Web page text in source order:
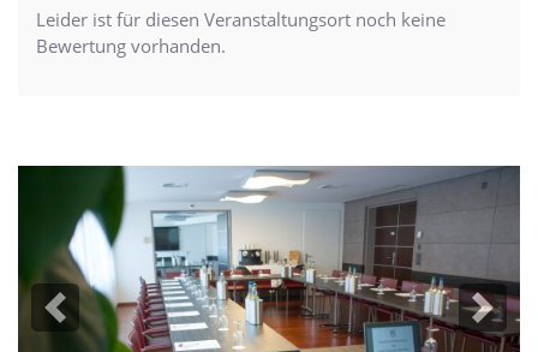
Leider ist für diesen Veranstaltungsort noch keine
Bewertung vorhanden.
Previous Next